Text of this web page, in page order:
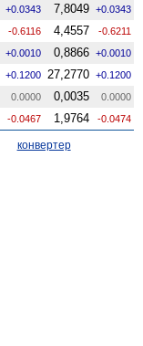
+0.0343 7,8049 +0.0343
-0.6116 4,4557 -0.6211
+0.0010 0,8866 +0.0010
+0.1200 27,2770 +0.1200
0.0000 0,0035 0.0000
-0.0467 1,9764 -0.0474
конвертер